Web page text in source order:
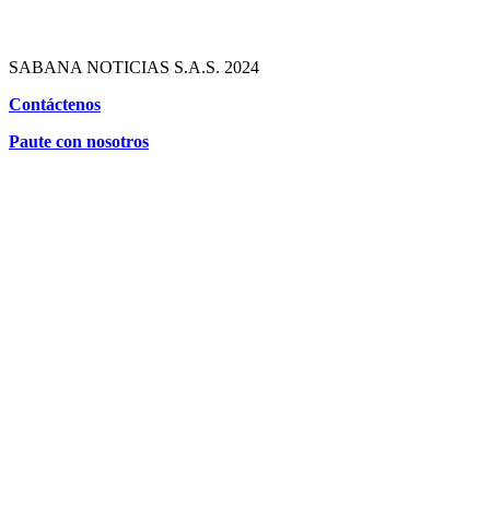
SABANA NOTICIAS S.A.S. 2024
Contáctenos
Paute con nosotros